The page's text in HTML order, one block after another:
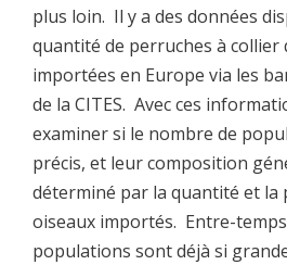
plus loin. Il y a des données
quantité de perruches à collier
importées en Europe via les
de la CITES. Avec ces
examiner si le nombre de
précis, et leur composition
déterminé par la quantité et la
oiseaux importés. Entre-
populations sont déjà si